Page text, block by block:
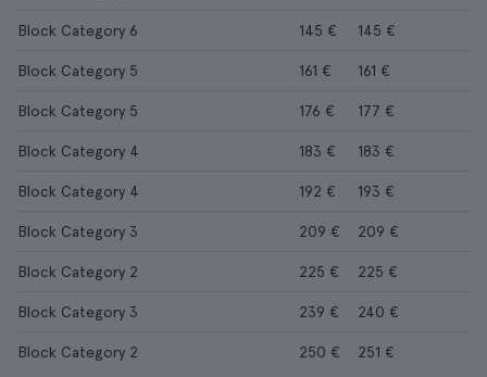
Block Category 6 145 € 145 €
Block Category 5 161 € 161 €
Block Category 5 176 € 177 €
Block Category 4 183 € 183 €
Block Category 4 192 € 193 €
Block Category 3 209 € 209 €
Block Category 2 225 € 225 €
Block Category 3 239 € 240 €
Block Category 2 250 € 251 €